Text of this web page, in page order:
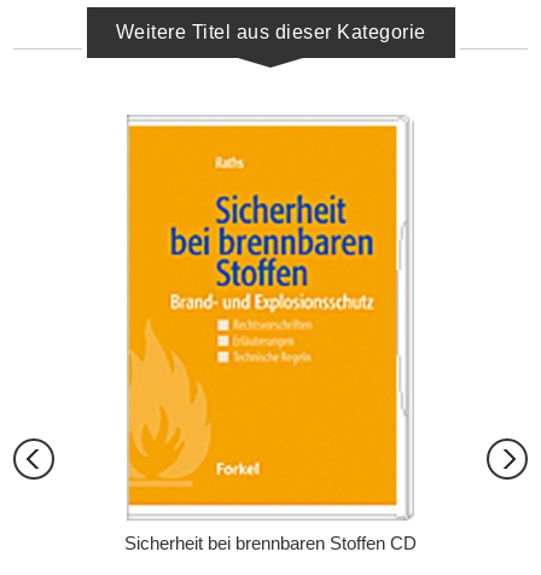
Weitere Titel aus dieser Kategorie
Sicherheit bei brennbaren Stoffen CD